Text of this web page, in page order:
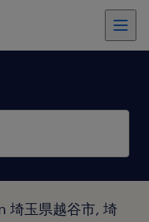
埼玉県越谷市, 埼